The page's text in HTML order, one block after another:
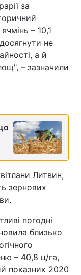
за
– 10,1
не
а й
– зазначили
Литвин,
зернових
погодні
близько
– 40,8 ц/га,
показник 2020